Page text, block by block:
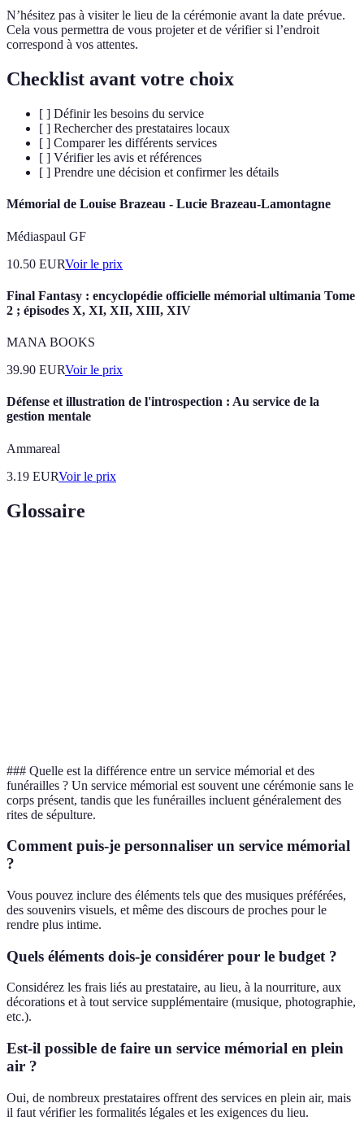
N’hésitez pas à visiter le lieu de la cérémonie avant la date prévue.
Cela vous permettra de vous projeter et de vérifier si l’endroit
correspond à vos attentes.
Checklist avant votre choix
[ ] Définir les besoins du service
[ ] Rechercher des prestataires locaux
[ ] Comparer les différents services
[ ] Vérifier les avis et références
[ ] Prendre une décision et confirmer les détails
Mémorial de Louise Brazeau - Lucie Brazeau-Lamontagne
Médiaspaul GF
10.50 EURVoir le prix
Final Fantasy : encyclopédie officielle mémorial ultimania Tome
2 ; épisodes X, XI, XII, XIII, XIV
MANA BOOKS
39.90 EURVoir le prix
Défense et illustration de l'introspection : Au service de la
gestion mentale
Ammareal
3.19 EURVoir le prix
Glossaire
### Quelle est la différence entre un service mémorial et des
funérailles ? Un service mémorial est souvent une cérémonie sans le
corps présent, tandis que les funérailles incluent généralement des
rites de sépulture.
Comment puis-je personnaliser un service mémorial
?
Vous pouvez inclure des éléments tels que des musiques préférées,
des souvenirs visuels, et même des discours de proches pour le
rendre plus intime.
Quels éléments dois-je considérer pour le budget ?
Considérez les frais liés au prestataire, au lieu, à la nourriture, aux
décorations et à tout service supplémentaire (musique, photographie,
etc.).
Est-il possible de faire un service mémorial en plein
air ?
Oui, de nombreux prestataires offrent des services en plein air, mais
il faut vérifier les formalités légales et les exigences du lieu.